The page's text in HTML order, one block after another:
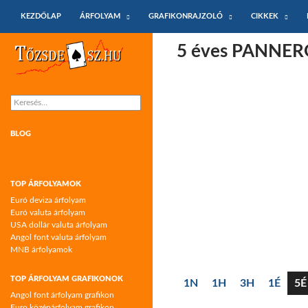
KEZDŐLAP
ÁRFOLYAM GRAFIKONRAJZOLÓ CIKKEK
5 éves
1N 1H 3H 1É 5É
Tőzsdeász.hu – árfolyamok és árfolyam
grafikonok
Keresés:
BLOG
TOP ÁRFOLYAMOK
Euró deviza árfolyam
Euró valuta árfolyam
USA dollár valuta árfolyam
Angol font valuta árfolyam
MNB árfolyamok
TOP ÁRFOLYAM GRAFIKONOK
Angol font árfolyam grafikon